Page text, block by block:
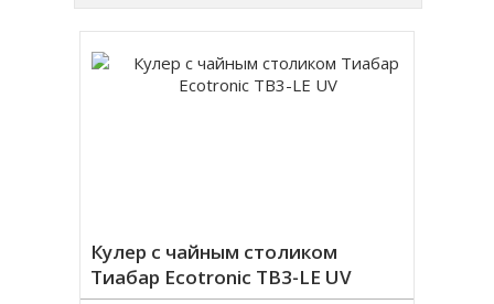
Кулер с чайным столиком
Тиабар Ecotronic TB3-LE UV